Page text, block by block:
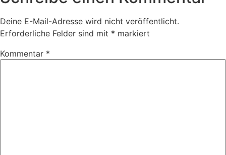
Deine E-Mail-Adresse wird nicht veröffentlicht.
Erforderliche Felder sind mit * markiert
Kommentar *